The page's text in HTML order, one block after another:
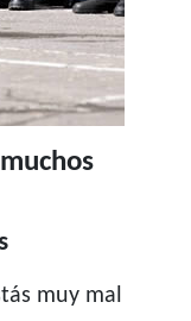
muy mal